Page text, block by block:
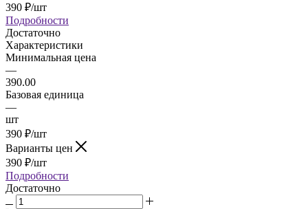
390 ₽/шт
Подробности
Достаточно
Характеристики
Минимальная цена
—
390.00
Базовая единица
—
шт
390 ₽/шт
Варианты цен
390 ₽/шт
Подробности
Достаточно